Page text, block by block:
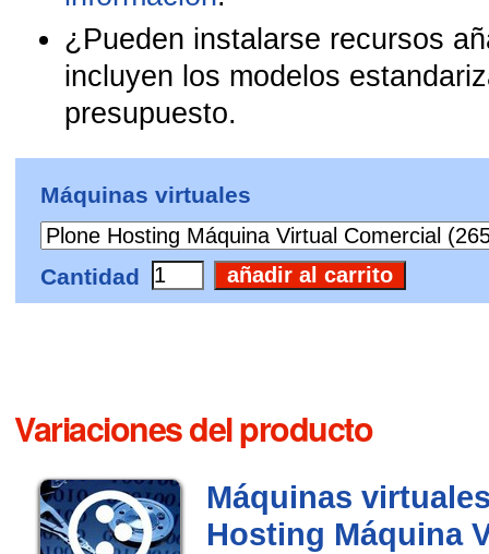
¿Pueden instalarse recursos
incluyen los modelos
presupuesto.
Máquinas virtuales
Cantidad
Variaciones del producto
Máquinas
Hosting Máquina